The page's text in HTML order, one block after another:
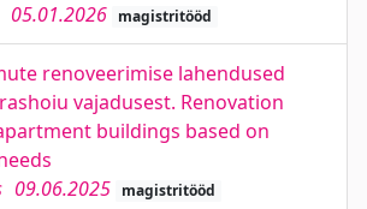
05.01.2026 magistritööd
renoveerimise lahendused
vajadusest. Renovation
buildings based on
09.06.2025 magistritööd